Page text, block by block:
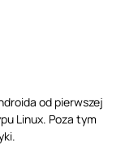
od pierwszej
Linux. Poza tym